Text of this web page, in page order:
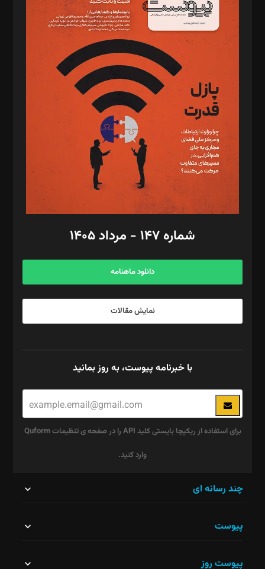
د‌بیر خدمت و تجارت: ابوالفضل رجبی
د‌بیر حقوق فناوری: حسام‌الدین ایپکچی
د‌بیر پیوست جهان: مینا پاکدل
د‌بیر تحریریه آنلاین: بابک نقاش
تحریریه‌: مجتبی محمود‌ی، آرش برهمند، یسنا امان‌پور، سروش کرمیان،
مصطفی مسجدی آرانی، ابوالفضل رجبی، زهرا فکرانه، فائزه فتحی
رستمی،مصطفی باستان
ویرایش: نگار استاد‌‌آقا
طراح یونیفرم: مجید توکلی
فیلمبرداری و عکاسی: امیر شفیعی، مانی لطفی زاده
گرافیک و صفحه‌آرایی: سید‌سبحان‌علی ثابت
مد‌یر توسعه تجاری: کامبیز برید‌
امور مالی: شاپور رهبری، محمد‌ کاظمی‌نیا
آگهی و مشترکین: ۰۹۱۹۹۹۹۰۴۵۴
شماره ۱۴۷ - مرداد ۱۴۰۵
دانلود ماهنامه
نمایش مقالات
با خبرنامه پیوست، به روز بمانید
برای استفاده از ریکپچا بایستی کلید API را در صفحه ی تنظیمات Quform
وارد کنید.
نباید
چند رسانه ای
پیوست
پیوست روز